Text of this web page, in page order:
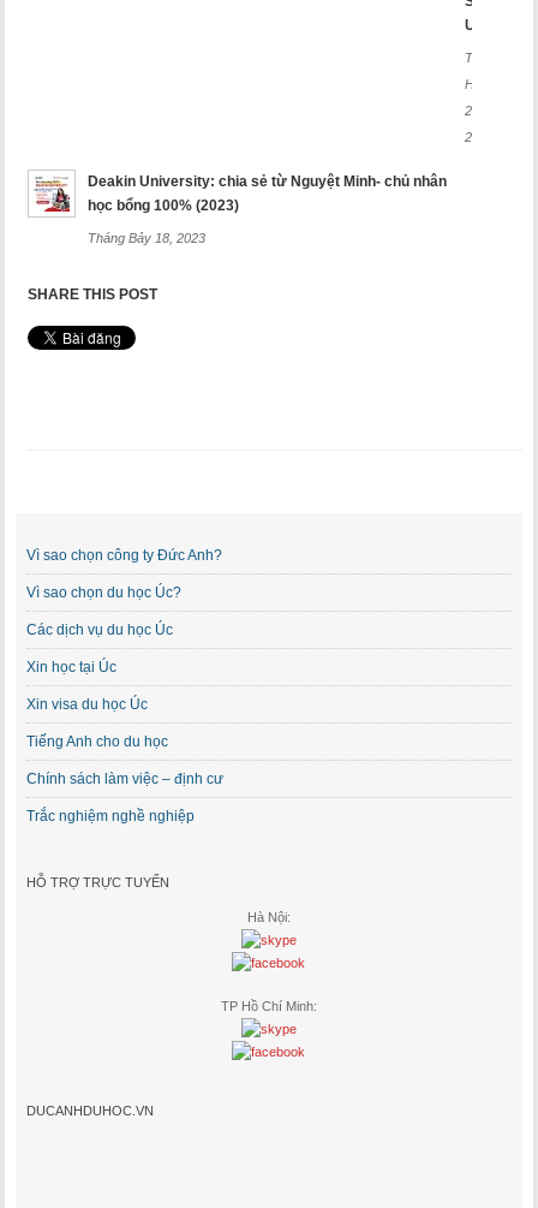
University
Tháng
Hai
26,
2025
Deakin University: chia sẻ từ Nguyệt Minh- chủ nhân
học bổng 100% (2023)
Tháng Bảy 18, 2023
SHARE THIS POST
Vì sao chọn công ty Đức Anh?
Vì sao chọn du học Úc?
Các dịch vụ du học Úc
Xin học tại Úc
Xin visa du học Úc
Tiếng Anh cho du học
Chính sách làm việc – định cư
Trắc nghiệm nghề nghiệp
HỖ TRỢ TRỰC TUYẾN
Hà Nội:
TP Hồ Chí Minh:
DUCANHDUHOC.VN